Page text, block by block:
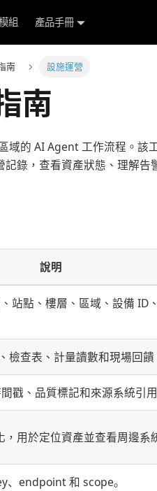
組 產品手冊
南 設施運營
南
域的 AI Agent 工作流程。該
錄，查看資產狀態、理解告
說明
站點、樓層、區域、設備 ID
查表、計量讀數和現場回饋
戳、品質標記和來源系統引
用於定位資產並查看周邊系
、endpoint 和 scope。